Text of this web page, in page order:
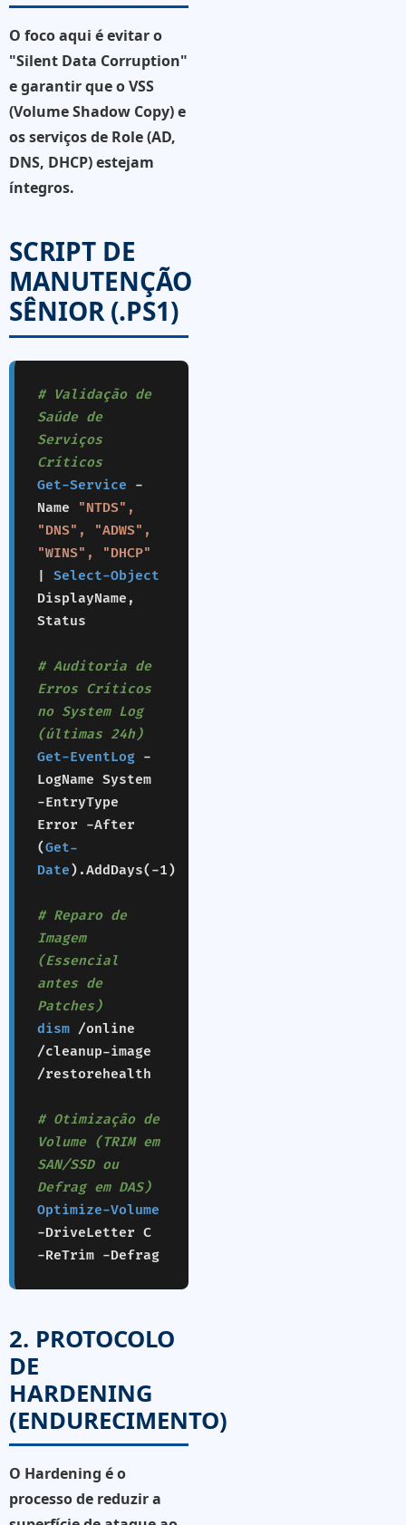
O foco aqui é evitar o
"Silent Data Corruption"
e garantir que o VSS
(Volume Shadow Copy) e
os serviços de Role (AD,
DNS, DHCP) estejam
íntegros.
SCRIPT DE
MANUTENÇÃO
SÊNIOR (.PS1)
# Validação de
Saúde de
Serviços
Críticos
Get-Service -
Name
"NTDS",
"DNS", "ADWS",
"WINS", "DHCP"
Select-Object
DisplayName,
Status
# Auditoria de
Erros Críticos
no System Log
(últimas 24h)
Get-EventLog -
LogName System
-EntryType
Error -After
(Get-
Date ).AddDays(-1)
# Reparo de
Imagem
(Essencial
antes de
Patches)
dism /online
/cleanup-image
/restorehealth
# Otimização de
Volume (TRIM em
SAN/SSD ou
Defrag em DAS)
Optimize-Volume
-DriveLetter C
-ReTrim -Defrag
2. PROTOCOLO
DE
HARDENING
(ENDURECIMENTO)
O Hardening é o
processo de reduzir a